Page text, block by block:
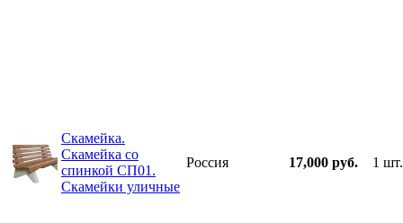
Скамейка.
Скамейка со
спинкой СП01.
Скамейки уличные
Россия 17,000 руб. 1 шт.